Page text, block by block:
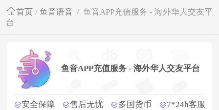
首页 / 鱼音语音 / 鱼音APP充值服务 - 海外华人交友平
台
鱼音APP充值服务 - 海外华人交友平台
安全保障 售后无忧 多国货币 7*24h客服